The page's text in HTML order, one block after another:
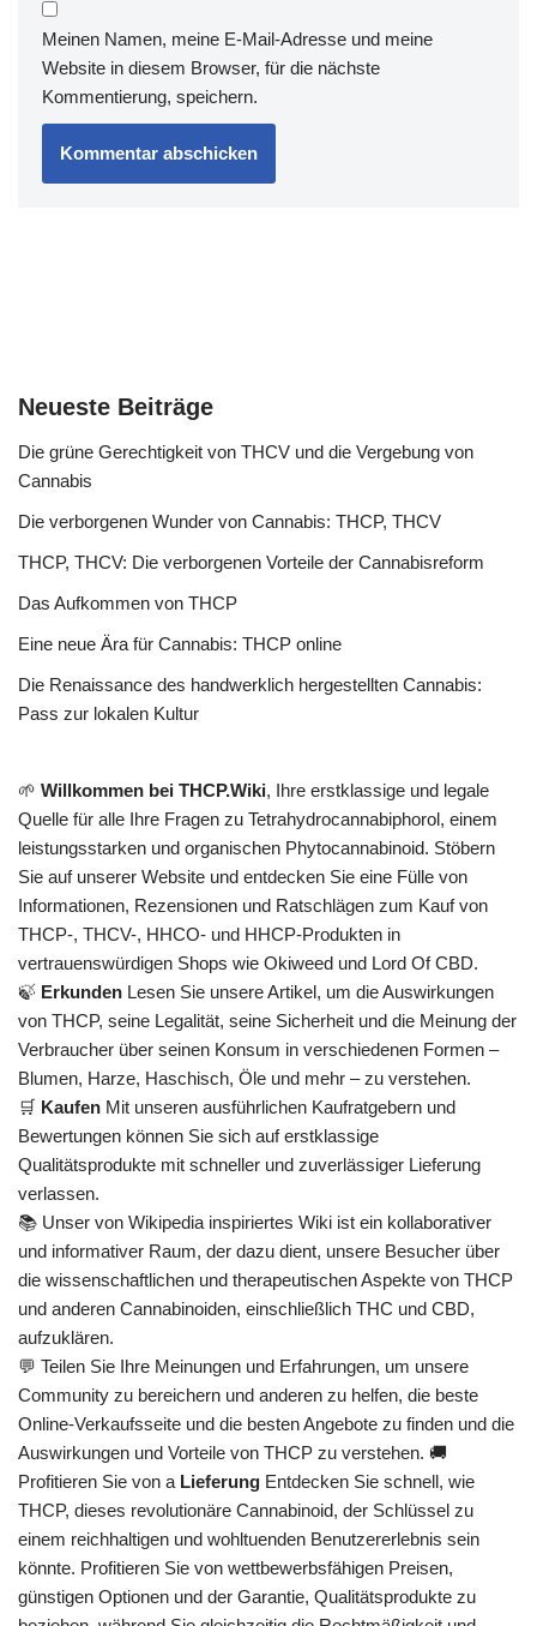
Meinen Namen, meine E-Mail-Adresse und meine
Website in diesem Browser, für die nächste
Kommentierung, speichern.
Neueste Beiträge
Die grüne Gerechtigkeit von THCV und die Vergebung von
Cannabis
Die verborgenen Wunder von Cannabis: THCP, THCV
THCP, THCV: Die verborgenen Vorteile der Cannabisreform
Das Aufkommen von THCP
Eine neue Ära für Cannabis: THCP online
Die Renaissance des handwerklich hergestellten Cannabis:
Pass zur lokalen Kultur
🌱 Willkommen bei THCP.Wiki, Ihre erstklassige und legale
Quelle für alle Ihre Fragen zu Tetrahydrocannabiphorol, einem
leistungsstarken und organischen Phytocannabinoid. Stöbern
Sie auf unserer Website und entdecken Sie eine Fülle von
Informationen, Rezensionen und Ratschlägen zum Kauf von
THCP-, THCV-, HHCO- und HHCP-Produkten in
vertrauenswürdigen Shops wie Okiweed und Lord Of CBD.
🍃 Erkunden Lesen Sie unsere Artikel, um die Auswirkungen
von THCP, seine Legalität, seine Sicherheit und die Meinung der
Verbraucher über seinen Konsum in verschiedenen Formen –
Blumen, Harze, Haschisch, Öle und mehr – zu verstehen.
🛒 Kaufen Mit unseren ausführlichen Kaufratgebern und
Bewertungen können Sie sich auf erstklassige
Qualitätsprodukte mit schneller und zuverlässiger Lieferung
verlassen.
📚 Unser von Wikipedia inspiriertes Wiki ist ein kollaborativer
und informativer Raum, der dazu dient, unsere Besucher über
die wissenschaftlichen und therapeutischen Aspekte von THCP
und anderen Cannabinoiden, einschließlich THC und CBD,
aufzuklären.
💬 Teilen Sie Ihre Meinungen und Erfahrungen, um unsere
Community zu bereichern und anderen zu helfen, die beste
Online-Verkaufsseite und die besten Angebote zu finden und die
Auswirkungen und Vorteile von THCP zu verstehen. 🚚
Profitieren Sie von a Lieferung Entdecken Sie schnell, wie
THCP, dieses revolutionäre Cannabinoid, der Schlüssel zu
einem reichhaltigen und wohltuenden Benutzererlebnis sein
könnte. Profitieren Sie von wettbewerbsfähigen Preisen,
günstigen Optionen und der Garantie, Qualitätsprodukte zu